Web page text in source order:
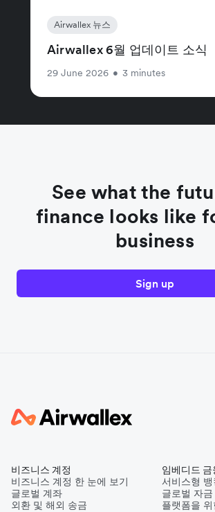
Airwallex 뉴스
Airwallex 6월 업데이트 소식
29 June 2026 • 3 minutes
See what the
finance looks like
business
Sign up
비즈니스 계정
비즈니스 계정 한 눈에 보기
글로벌 계좌
외환 및 해외 송금
임베디드 금
서비스형 뱅
글로벌 자금
플랫폼을 위